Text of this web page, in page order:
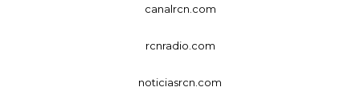
canalrcn.com
rcnradio.com
noticiasrcn.com